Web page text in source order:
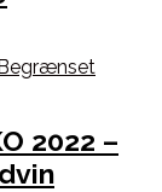
2022 –